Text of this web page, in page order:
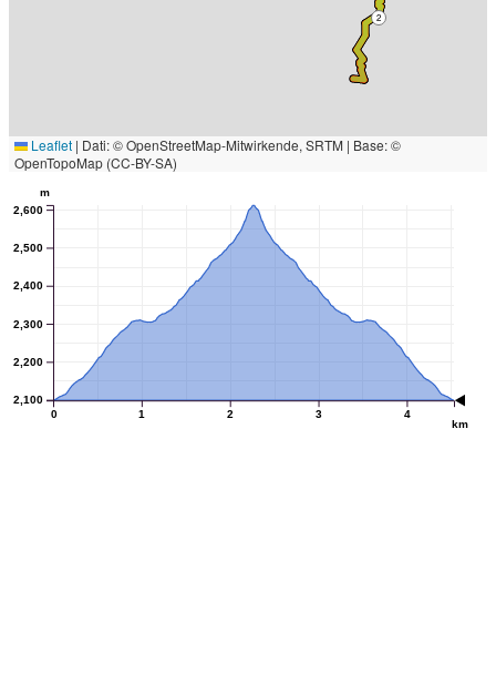
2
Leaflet | Dati: © OpenStreetMap-Mitwirkende, SRTM | Base: ©
OpenTopoMap (CC-BY-SA)
0 1 2 3 4
km
2,100
2,200
2,300
2,400
2,500
2,600
m